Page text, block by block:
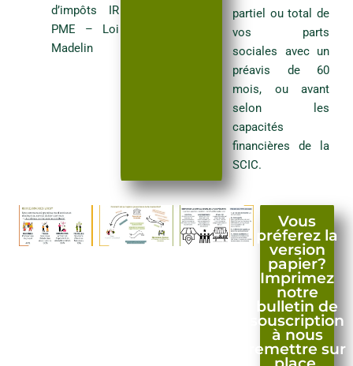
d’impôts IR
PME – Loi
Madelin
partiel ou total de
vos parts
sociales avec un
préavis de 60
mois, ou avant
selon les
capacités
financières de la
SCIC.
Vous
préferez la
version
papier?
Imprimez
notre
bulletin de
souscription
à nous
remettre sur
Téléphone*
Souscription et Libération
Combien de part(s) souhaitez-vous souscrire?
La part sociale de la SCIC La Pepiterre est fixée à 50€
Montant total souscrit*
Minimum 50€ jusqu'à 3 parts - Minimum 25% du montant total